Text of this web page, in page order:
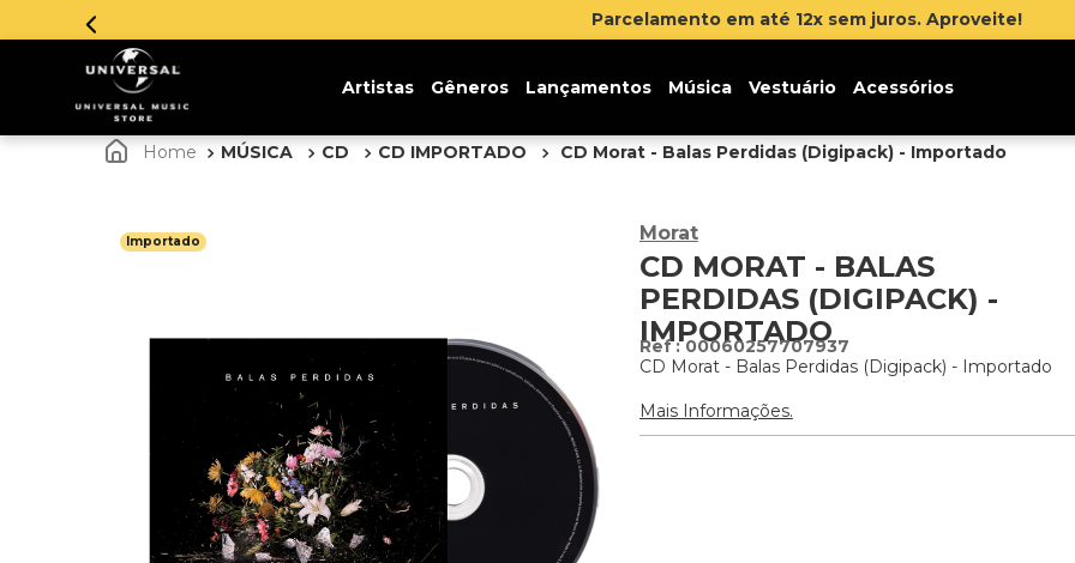
Parcelamento em até 12x sem juros. Aproveite!
Artistas Gêneros Lançamentos Música Vestuário Acessórios
MÚSICA CD CD IMPORTADO CD Morat - Balas Perdidas (Digipack) - Importado
Importado Morat
CD MORAT - BALAS
PERDIDAS (DIGIPACK) -
IMPORTADO
:00060257707937
CD Morat - Balas Perdidas (Digipack) - Importado
Mais Informações.